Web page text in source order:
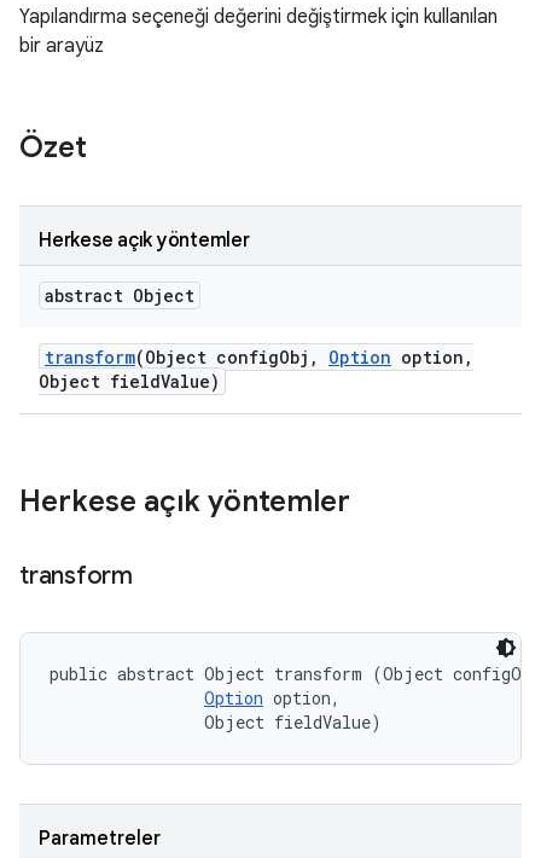
Yapılandırma seçeneği değerini değiştirmek için kullanılan
bir arayüz
Özet
Herkese açık yöntemler
abstract Object
transform(Object configObj , Option option ,
Object fieldValue)
Herkese açık yöntemler
transform
public abstract Object transform (Object
Option option,
                Object fieldValue)
Parametreler